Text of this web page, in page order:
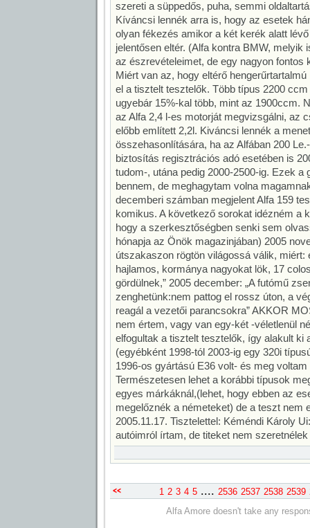
szereti a süppedős, puha, semmi
Kíváncsi lennék arra is, hogy az esetek
olyan fékezés amikor a két kerék alatt
jelentősen eltér. (Alfa kontra BMW, melyik
az észrevételeimet, de egy nagyon fontos
Miért van az, hogy eltérő
el a tisztelt tesztelők. Több típus 2200
ugyebár 15%-kal több, mint az 1900ccm.
az Alfa 2,4 l-es motorját megvizsgálni, az
előbb említett 2,2l. Kiváncsi lennék a
összehasonlítására, ha az Alfában 200
biztosítás regisztrációs adó esetében is
tudom-, utána pedig 2000-2500-ig. Ezek a
bennem, de meghagytam volna
decemberi számban megjelent Alfa 159
komikus. A következő sorokat idézném a
hogy a szerkesztőségben senki sem
hónapja az Önök magazinjában) 2005
útszakaszon rögtön világossá válik, miért:
hajlamos, kormánya nagyokat lök, 17
gördülnek,” 2005 december: „A futómű
zenghetünk:nem pattog el rossz úton, a
reagál a vezetői parancsokra” AKKOR
nem értem, vagy van egy-két -véletlenül
elfogultak a tisztelt tesztelők, így alakult ki
(egyébként 1998-tól 2003-ig egy 320i
1996-os gyártású E36 volt- és meg voltam
Természetesen lehet a korábbi típusok
egyes márkáknál,(lehet, hogy ebben az
megelőznék a németeket) de a teszt nem
2005.11.17. Tisztelettel: Kéméndi Károly
autóimról írtam, de titeket nem szeretnélek
1 2 3 4 5 .... 2536 2537 2538 2539
Alfa Amore doesn't take any